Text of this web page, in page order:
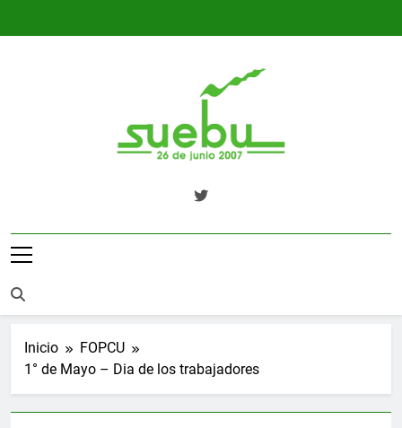
SUEBU
Sindicato Único Trabajadores UPM
Inicio
FOPCU
1° de Mayo – Dia de los trabajadores